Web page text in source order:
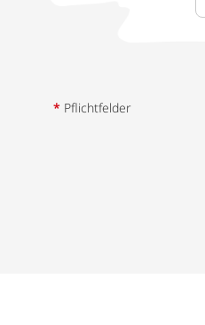
* Pflichtfelder